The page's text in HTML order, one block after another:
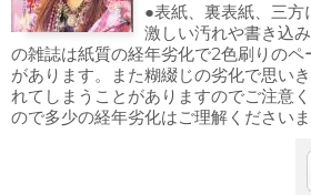
●表紙、裏表紙、三
激しい汚れや書き込
の雑誌は紙質の経年劣化で2色刷りのペ
があります。また糊綴じの劣化で思い
れてしまうことがありますのでご注意
ので多少の経年劣化はご理解くださいま